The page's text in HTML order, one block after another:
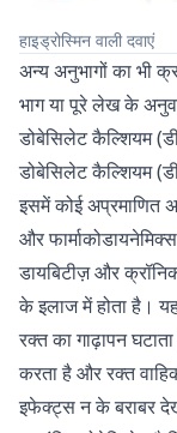
हाइड्रोस्मिन वाली दवाएं
अन्य अनुभागों का भी
भाग या पूरे लेख के
डोबेसिलेट कैल्शियम
डोबेसिलेट कैल्शियम
इसमें कोई अप्रमाणित
और
डायबिटीज़ और
के इलाज में होता है।
रक्त का गाढ़ापन
करता है और रक्त
इफेक्ट्स न के बराबर